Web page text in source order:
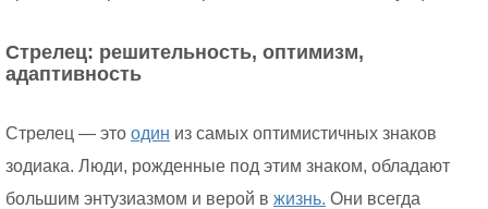
Стрелец: решительность, оптимизм,
адаптивность
Стрелец — это один из самых оптимистичных знаков
зодиака. Люди, рожденные под этим знаком, обладают
большим энтузиазмом и верой в жизнь. Они всегда